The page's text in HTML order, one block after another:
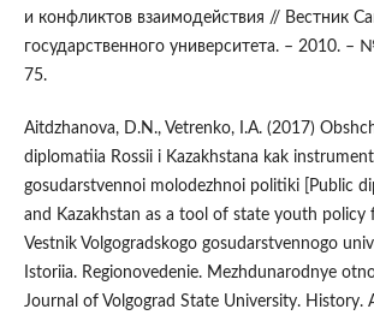
и конфликтов взаимодействия // Вестник
государственного университета. – 2010. –
75.
Aitdzhanova, D.N., Vetrenko, I.A. (2017)
diplomatiia Rossii i Kazakhstana kak
gosudarstvennoi molodezhnoi politiki [Public
and Kazakhstan as a tool of state youth
Vestnik Volgogradskogo gosudarstvennogo
Istoriia. Regionovedenie. Mezhdunarodnye
Journal of Volgograd State University. History.